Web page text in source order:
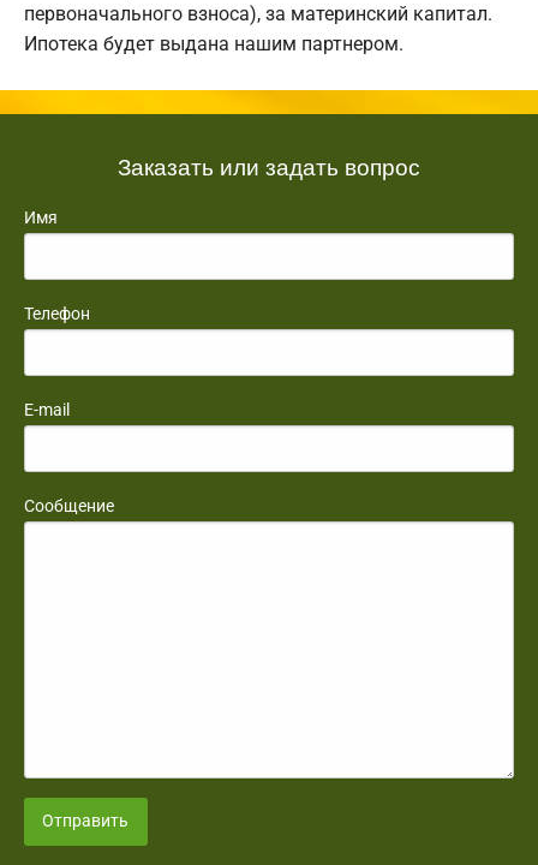
первоначального взноса), за материнский капитал.
Ипотека будет выдана нашим партнером.
Заказать или задать вопрос
Имя
Телефон
E-mail
Сообщение
Отправить